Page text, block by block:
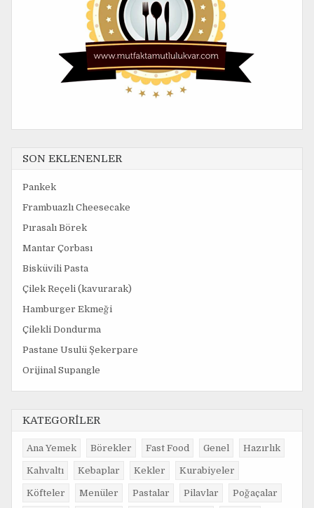
SON EKLENENLER
Pankek
Frambuazlı Cheesecake
Pırasalı Börek
Mantar Çorbası
Bisküvili Pasta
Çilek Reçeli (kavurarak)
Hamburger Ekmeği
Çilekli Dondurma
Pastane Usulü Şekerpare
Orijinal Supangle
KATEGORİLER
Ana Yemek Börekler Fast Food Genel Hazırlık
Kahvaltı Kebaplar Kekler Kurabiyeler
Köfteler Menüler Pastalar Pilavlar Poğaçalar